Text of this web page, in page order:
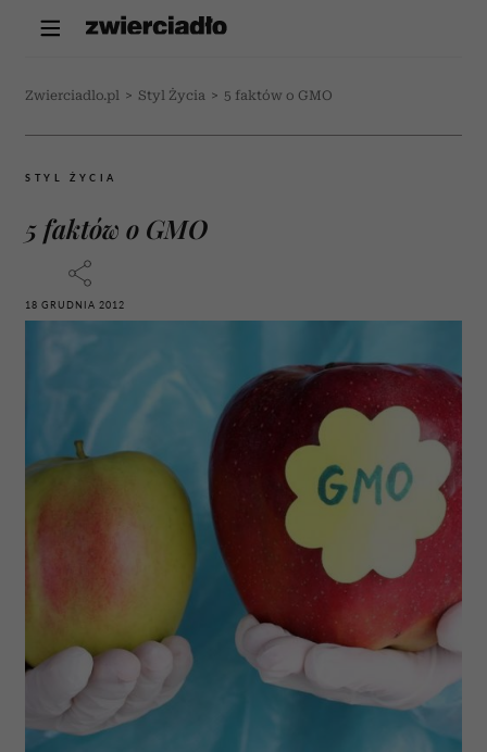
Zwierciadlo.pl > Styl Życia > 5 faktów o GMO
STYL ŻYCIA
5 faktów o GMO
18 GRUDNIA 2012